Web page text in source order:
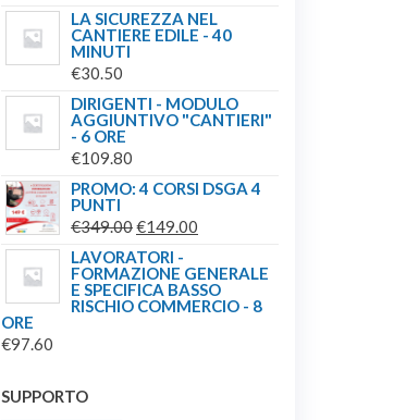
LA SICUREZZA NEL
CANTIERE EDILE - 40
MINUTI
€30.50
DIRIGENTI - MODULO
AGGIUNTIVO "CANTIERI"
- 6 ORE
€109.80
PROMO: 4 CORSI DSGA 4
PUNTI
€349.00IL
PREZZO
ORIGINALE
ERA:
€149.00
ATTUALE
È:
LAVORATORI -
FORMAZIONE GENERALE
E SPECIFICA BASSO
RISCHIO COMMERCIO - 8
ORE
€97.60
SUPPORTO